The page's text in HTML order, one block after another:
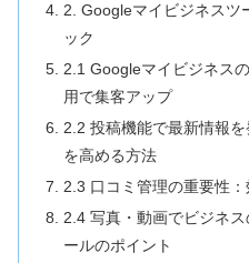
2. Googleマイビジネスツ
ック
2.1 Googleマイビジネス
用で集客アップ
2.2 投稿機能で最新情報
を高める方法
2.3 口コミ管理の重要性
2.4 写真・動画でビジネ
ールのポイント